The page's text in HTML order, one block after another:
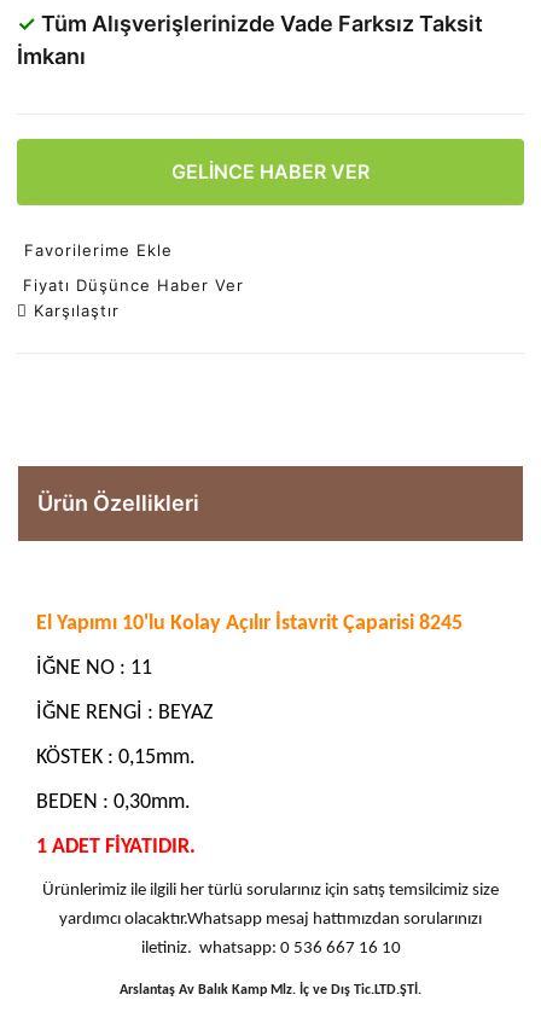
✓ Tüm Alışverişlerinizde Vade Farksız Taksit
İmkanı
GELİNCE HABER VER
Favorilerime Ekle
Fiyatı Düşünce Haber Ver
Karşılaştır
Ürün Özellikleri
El Yapımı 10'lu Kolay Açılır İstavrit Çaparisi 8245
İĞNE NO : 11
İĞNE RENGİ : BEYAZ
KÖSTEK : 0,15mm.
BEDEN : 0,30mm.
1 ADET FİYATIDIR.
Ürünlerimiz ile ilgili her türlü sorularınız için satış temsilcimiz size
yardımcı olacaktır.Whatsapp mesaj hattımızdan sorularınızı
iletiniz. whatsapp: 0 536 667 16 10
Arslantaş Av Balık Kamp Mlz. İç ve Dış Tic.LTD.ŞTİ.